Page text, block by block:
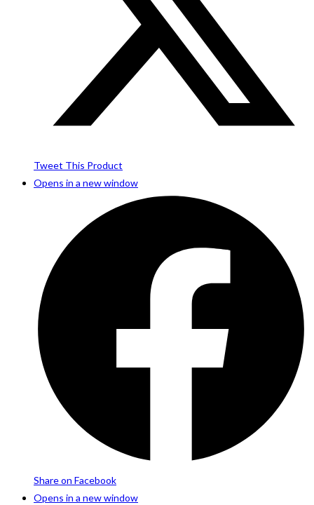
Tweet This Product
Opens in a new window
Share on Facebook
Opens in a new window